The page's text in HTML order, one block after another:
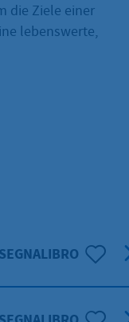
die Ziele einer
lebenswerte,
SEGNALIBRO